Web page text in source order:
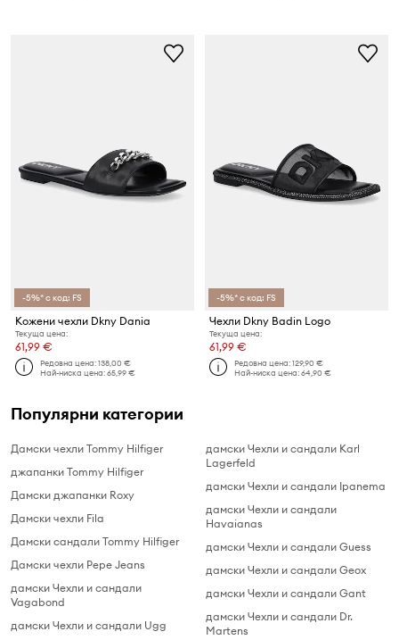
-5%* с код: FS
Кожени чехли Dkny Dania
Текуща цена:
61,99 €
Редовна цена:138,00 €
Най-ниска цена:65,99 €
-5%* с код: FS
Чехли Dkny Badin Logo
Текуща цена:
61,99 €
Редовна цена:129,90 €
Най-ниска цена:64,90 €
Популярни категории
Дамски чехли Tommy Hilfiger
джапанки Tommy Hilfiger
Дамски джапанки Roxy
Дамски чехли Fila
Дамски сандали Tommy Hilfiger
Дамски чехли Pepe Jeans
дамски Чехли и сандали
Vagabond
дамски Чехли и сандали Ugg
дамски Чехли и сандали Karl
Lagerfeld
дамски Чехли и сандали Ipanema
дамски Чехли и сандали
Havaianas
дамски Чехли и сандали Guess
дамски Чехли и сандали Geox
дамски Чехли и сандали Gant
дамски Чехли и сандали Dr.
Martens